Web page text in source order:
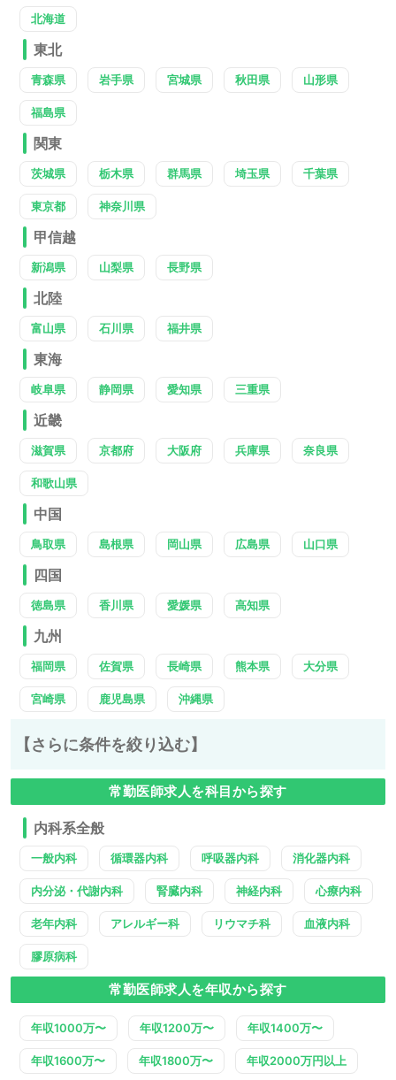
北海道
東北
青森県 岩手県 宮城県 秋田県 山形県
福島県
関東
茨城県 栃木県 群馬県 埼玉県 千葉県
東京都 神奈川県
甲信越
新潟県 山梨県 長野県
北陸
富山県 石川県 福井県
東海
岐阜県 静岡県 愛知県 三重県
近畿
滋賀県 京都府 大阪府 兵庫県 奈良県
和歌山県
中国
鳥取県 島根県 岡山県 広島県 山口県
四国
徳島県 香川県 愛媛県 高知県
九州
福岡県 佐賀県 長崎県 熊本県 大分県
宮崎県 鹿児島県 沖縄県
【さらに条件を絞り込む】
常勤医師求人を科目から探す
内科系全般
一般内科 循環器内科 呼吸器内科 消化器内科
内分泌・代謝内科 腎臓内科 神経内科 心療内科
老年内科 アレルギー科 リウマチ科 血液内科
膠原病科
常勤医師求人を年収から探す
年収1000万〜 年収1200万〜 年収1400万〜
年収1600万〜 年収1800万〜 年収2000万円以上